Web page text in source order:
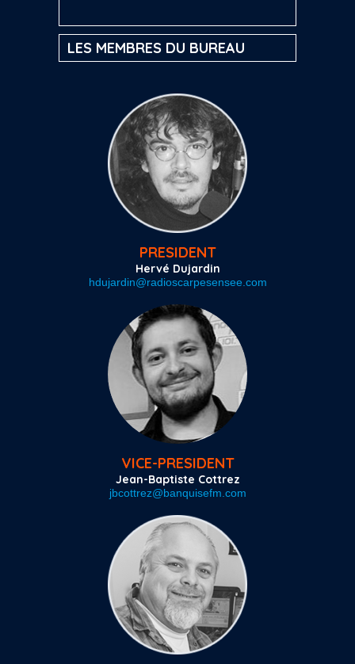
LES MEMBRES DU BUREAU
PRESIDENT
Hervé Dujardin
hdujardin@radioscarpesensee.com
VICE-PRESIDENT
Jean-Baptiste Cottrez
jbcottrez@banquisefm.com